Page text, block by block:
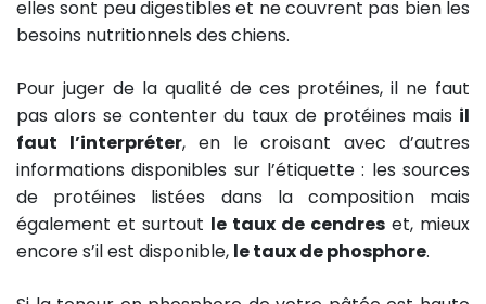
elles sont peu digestibles et ne couvrent pas bien les
besoins nutritionnels des chiens.
Pour juger de la qualité de ces protéines, il ne faut
pas alors se contenter du taux de protéines mais il
faut l’interpréter, en le croisant avec d’autres
informations disponibles sur l’étiquette : les sources
de protéines listées dans la composition mais
également et surtout le taux de cendres et, mieux
encore s’il est disponible, le taux de phosphore.